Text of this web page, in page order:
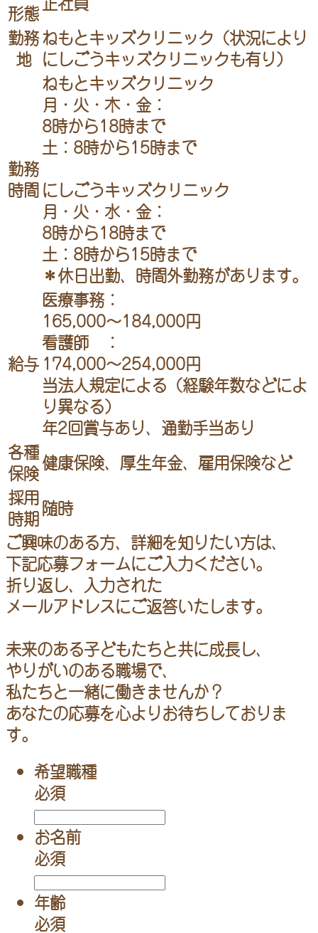
形態
勤務
地
ねもとキッズクリニック（状況により
にしごうキッズクリニックも有り）
勤務
時間
ねもとキッズクリニック
月・火・木・金：
8時から18時まで
土：8時から15時まで
にしごうキッズクリニック
月・火・水・金：
8時から18時まで
土：8時から15時まで
＊休日出勤、時間外勤務があります。
給与
医療事務：
165,000〜184,000円
看護師 ：
174,000〜254,000円
当法人規定による（経験年数などによ
り異なる）
年2回賞与あり、通勤手当あり
各種
保険健康保険、厚生年金、雇用保険など
採用
時期随時
ご興味のある方、詳細を知りたい方は、
下記応募フォームにご入力ください。
折り返し、入力された
メールアドレスにご返答いたします。
未来のある子どもたちと共に成長し、
やりがいのある職場で、
私たちと一緒に働きませんか？
あなたの応募を心よりお待ちしておりま
す。
希望職種
必須
お名前
必須
年齢
必須